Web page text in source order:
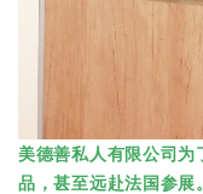
美德善私人有限公司为
品，甚至远赴法国参展。